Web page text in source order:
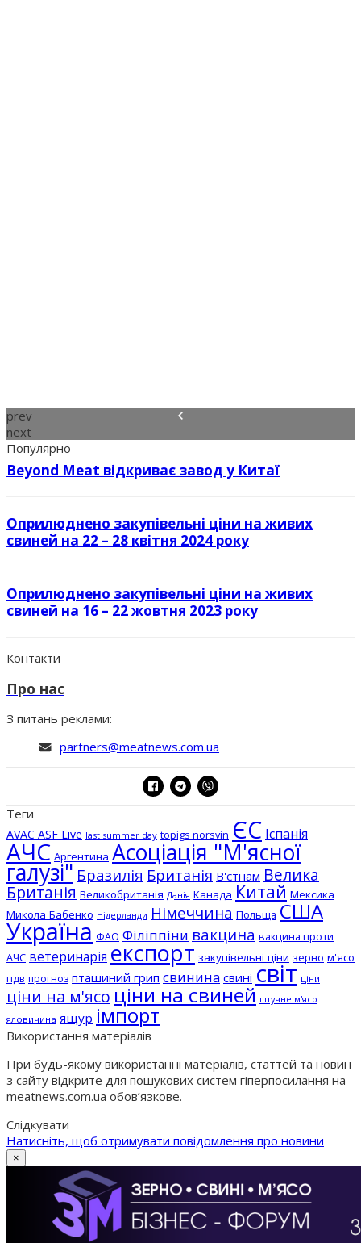
prev
next
Популярно
Beyond Meat відкриває завод у Китаї
Оприлюднено закупівельні ціни на живих
свиней на 22 – 28 квітня 2024 року
Оприлюднено закупівельні ціни на живих
свиней на 16 – 22 жовтня 2023 року
Контакти
Про нас
З питань реклами:
partners@meatnews.com.ua
Теги
AVAC ASF Live last summer day topigs norsvin ЄС Іспанія
АЧС Аргентина Асоціація "М'ясної
галузі" Бразилія Британія В'єтнам Велика
Британія Великобританія Данія Канада Китай Мексика
Микола Бабенко Нідерланди Німеччина Польща США
Україна ФАО Філіппіни вакцина вакцина проти
АЧС ветеринарія експорт закупівельні ціни зерно м'ясо
пдв прогноз пташиний грип свинина свині світ ціни
ціни на м'ясо ціни на свиней штучне м'ясо
яловичина ящур імпорт
Використання матеріалів
При будь-якому використанні матеріалів, статтей та новин
з сайту відкрите для пошукових систем гіперпосилання на
meatnews.com.ua обов’язкове.
Слідкувати
Натисніть, щоб отримувати повідомлення про новини
×